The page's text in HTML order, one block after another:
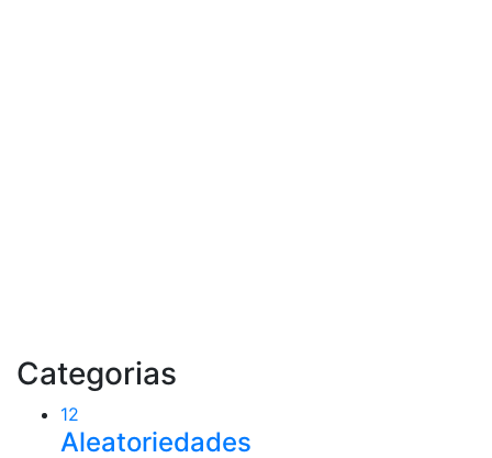
Categorias
12
Aleatoriedades